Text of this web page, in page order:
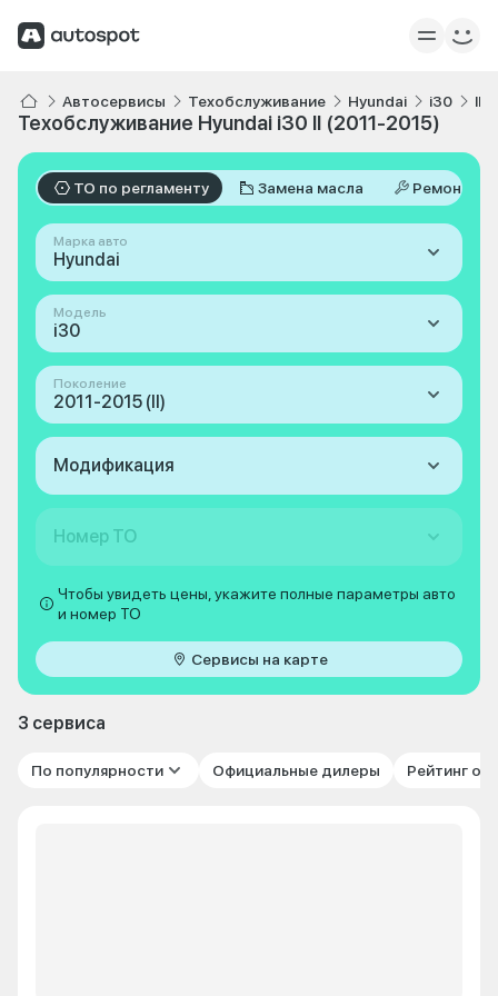
Автосервисы Техобслуживание Hyundai i30 II
Техобслуживание Hyundai i30 II (2011-2015)
ТО по регламенту Замена масла Ремонт
Марка авто
Hyundai
Модель
i30
Поколение
2011-2015 (II)
Модификация
Номер ТО
Чтобы увидеть цены, укажите полные параметры авто
и номер ТО
Сервисы на карте
3 сервиса
По популярности Официальные дилеры Рейтинг